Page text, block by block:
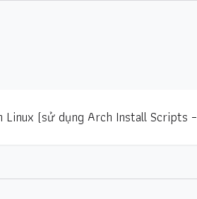
(sử dụng Arch Install Scripts